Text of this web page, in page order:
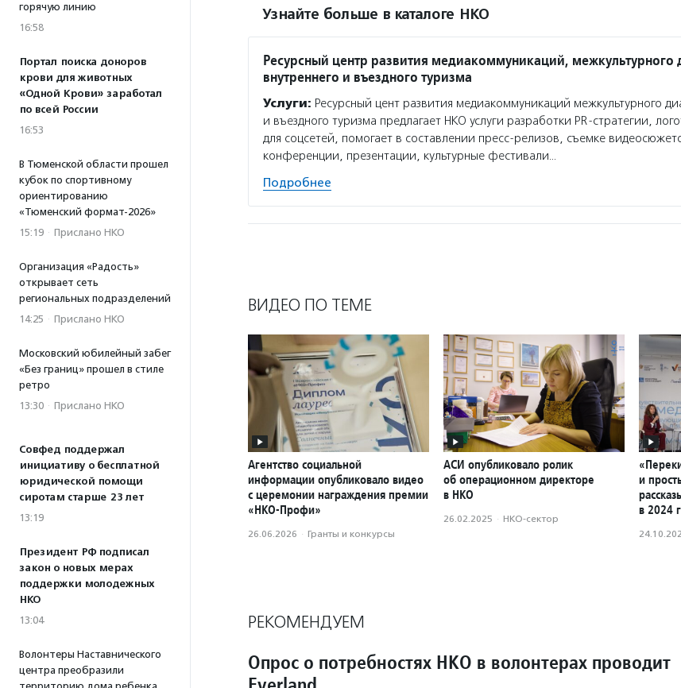
горячую линию
16:58
Портал поиска доноров
крови для животных
«Одной Крови» заработал
по всей России
16:53
В Тюменской области прошел
кубок по спортивному
ориентированию
«Тюменский формат-2026»
15:19 · Прислано НКО
Организация «Радость»
открывает сеть
региональных подразделений
14:25 · Прислано НКО
Московский юбилейный забег
«Без границ» прошел в стиле
ретро
13:30 · Прислано НКО
Совфед поддержал
инициативу о бесплатной
юридической помощи
сиротам старше 23 лет
13:19
Президент РФ подписал
закон о новых мерах
поддержки молодежных
НКО
13:04
Волонтеры Наставнического
центра преобразили
Узнайте больше в каталоге НКО
Ресурсный центр развития медиакоммуникаций, межкультурного
внутреннего и въездного туризма
Услуги: Ресурсный цент развития медиакоммуникаций межкультурного
и въездного туризма предлагает НКО услуги разработки PR-стратегии,
для соцсетей, помогает в составлении пресс-релизов, съемке
конференции, презентации, культурные фестивали…
Подробнее
ВИДЕО ПО ТЕМЕ
Агентство социальной
информации опубликовало видео
с церемонии награждения премии
«НКО-Профи»
26.06.2026 · Гранты и конкурсы
АСИ опубликовало ролик
об операционном директоре
в НКО
26.02.2025 · НКО-сектор
и
в 2024
РЕКОМЕНДУЕМ
Опрос о потребностях НКО в волонтерах проводит